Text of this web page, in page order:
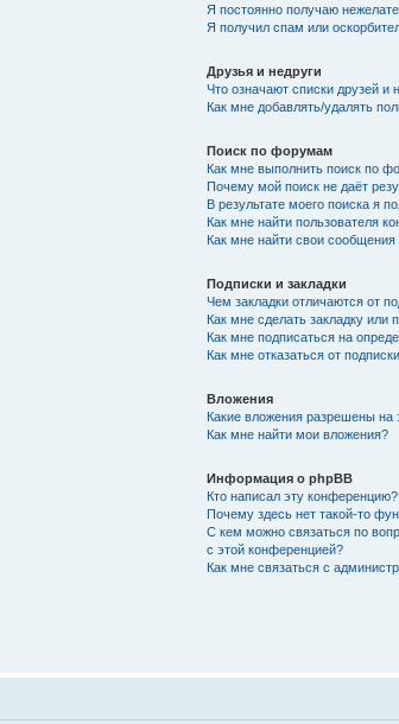
Я постоянно получаю
Я получил спам или
Друзья и недруги
Что означают списки друзей и
Как мне добавлять/удалять
Поиск по форумам
Как мне выполнить поиск по
Почему мой поиск не даёт
В результате моего поиска я
Как мне найти пользователя
Как мне найти свои
Подписки и закладки
Чем закладки отличаются от
Как мне сделать закладку или
Как мне подписаться на
Как мне отказаться от
Вложения
Какие вложения разрешены на
Как мне найти мои вложения?
Информация о phpBB
Кто написал эту конференцию?
Почему здесь нет такой-то
С кем можно связаться по
с этой конференцией?
Как мне связаться с